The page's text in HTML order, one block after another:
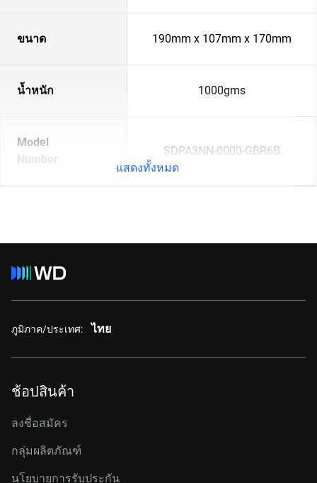
ขนาด 190mm x 107mm x 170mm
น้ำหนัก 1000gms
Model
Number
SDPA3NN-0000-GBR6B
แสดงทั้งหมด
ภูมิภาค/ประเทศ: ไทย
ช้อปสินค้า
ลงชื่อสมัคร
กลุ่มผลิตภัณฑ์
นโยบายการรับประกัน